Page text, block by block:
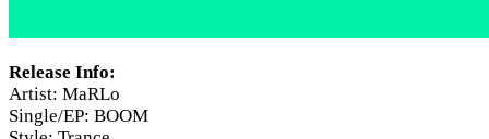
Release Info:
Artist: MaRLo
Single/EP: BOOM